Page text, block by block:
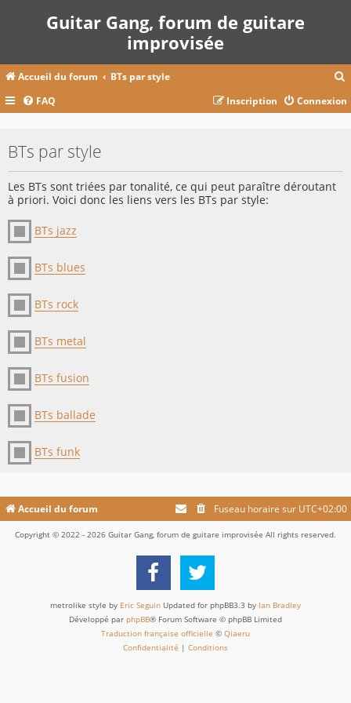
Guitar Gang, forum de guitare
improvisée
Accueil du forum BTs par style
c
FAQ Connexion
Inscription
BTs par style
Les BTs sont triées par tonalité, ce qui peut paraître déroutant
à priori. Voici donc les liens vers les BTs par style:
BTs jazz
BTs blues
BTs rock
BTs metal
BTs fusion
BTs ballade
BTs funk
Accueil du forum Fuseau horaire sur UTC+02:00
Copyright © 2022 - 2026 Guitar Gang, forum de guitare improvisée All rights reserved.
metrolike style by Eric Seguin Updated for phpBB3.3 by Ian Bradley
Développé par phpBB® Forum Software © phpBB Limited
Traduction française officielle © Qiaeru
Confidentialité | Conditions